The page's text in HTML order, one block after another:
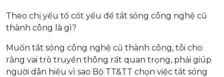
Theo chị yếu tố cốt yếu để tắt sóng công nghệ cũ
thành công là gì?
Muốn tắt sóng công nghệ cũ thành công, tôi cho
rằng vai trò truyền thông rất quan trọng, phải giúp
người dân hiểu vì sao Bộ TT&TT chọn việc tắt sóng